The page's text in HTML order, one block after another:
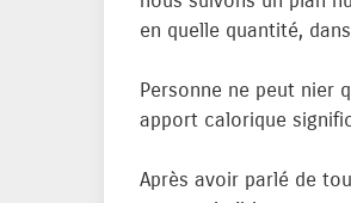
en quelle quantité,
Personne ne peut nier
apport calorique
Après avoir parlé de